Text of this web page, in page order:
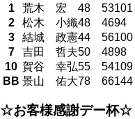
1
荒木 宏 48 53101
2
松木 小織48 4694
3
結城 政憲44 56100
7
吉田 哲夫50 4898
10 賀谷 幸弘55 54109
BB 景山 佑大78 66144
☆お客様感謝デー杯☆